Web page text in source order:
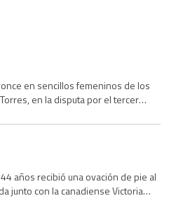
en sencillos femeninos de los
en la disputa por el tercer
años recibió una ovación de pie al
junto con la canadiense Victoria